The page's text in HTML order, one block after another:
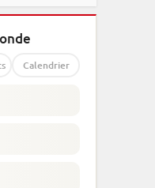
Calendrier